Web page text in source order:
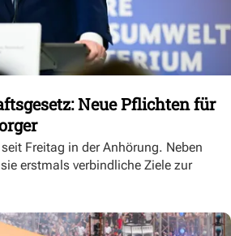
Neue Pflichten für
Freitag in der Anhörung. Neben
erstmals verbindliche Ziele zur